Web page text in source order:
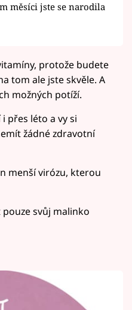
měsíci jste se narodila
protože budete
tom ale jste skvěle. A
možných potíží.
i přes léto a vy si
žádné zdravotní
menší virózu, kterou
svůj malinko